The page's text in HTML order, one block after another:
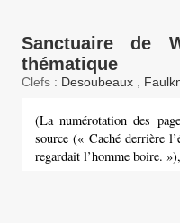
Sanctuaire de
thématique
Clefs : Desoubeaux
(La numérotation des
source (« Caché derrière
regardait l’homme boire.